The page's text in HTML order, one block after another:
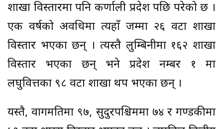
शाखा विस्तारमा पनि कर्णाली प्रदेश पछि परेको छ ।
एक वर्षको अवधिमा त्यहाँ जम्मा २६ वटा शाखा
विस्तार भएका छन् । त्यस्तै लुम्बिनीमा १६२ शाखा
विस्तार भएका छन् भने प्रदेश नम्बर १ मा
लघुवित्तका ९८ वटा शाखा थप भएका छन् ।
यस्तै, वागमतिमा ९७, सुदुरपश्चिममा ७४ र गण्डकीमा